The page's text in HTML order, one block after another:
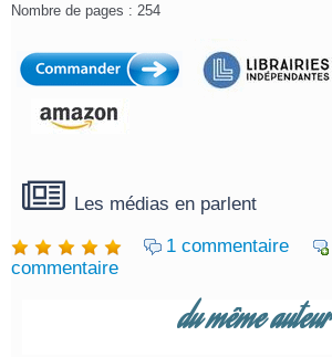
Nombre de pages : 254
Les médias en parlent
1 commentaire
commentaire
du même auteur